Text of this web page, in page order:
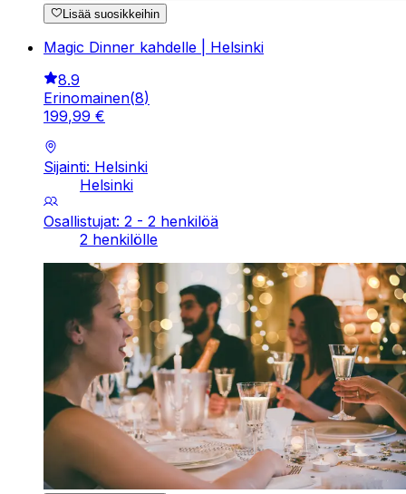
Lisää suosikkeihin
Magic Dinner kahdelle | Helsinki
8.9
Erinomainen(8)
199,99 €
Sijainti: Helsinki
Helsinki
Osallistujat: 2 - 2 henkilöä
2 henkilölle